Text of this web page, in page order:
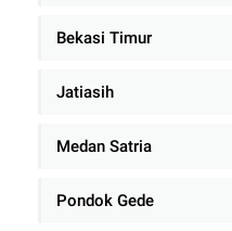
Bekasi Timur
Jatiasih
Medan Satria
Pondok Gede